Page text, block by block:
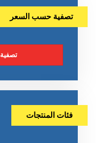
تصفية حسب السعر
تصفية
فئات المنتجات